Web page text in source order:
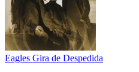
Eagles Gira de Despedida